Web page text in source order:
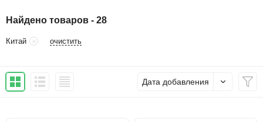
Найдено товаров - 28
Китай очистить
Дата добавления